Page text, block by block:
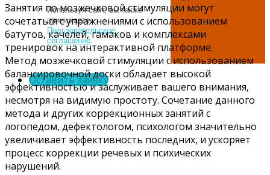
Используя сайт, вы также
принимаете
Пользовательское
соглашение.
Оставить заявку
Занятия по мозжечковой стимуляции могут
сочетаться с упражнениями с использованием
батутов, качелей, гамаков и комплексами
тренировок на интерактивной платформе.
Метод мозжечковой стимуляции с использованием
балансировочной доски обладает высокой
эффективностью и заслуживает вашего внимания,
несмотря на видимую простоту. Сочетание данного
метода и других коррекционных занятий с
логопедом, дефектологом, психологом значительно
увеличивает эффективность последних, и ускоряет
процесс коррекции речевых и психических
нарушений.